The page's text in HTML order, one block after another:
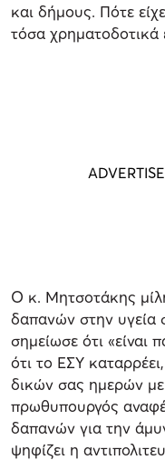
και δήμους. Πότε
τόσα χρηματοδοτικά
Ο κ. Μητσοτάκης
δαπανών στην υγεία
σημείωσε ότι «είναι
ότι το ΕΣΥ
δικών σας ημερών
πρωθυπουργός
δαπανών για την
ψηφίζει η